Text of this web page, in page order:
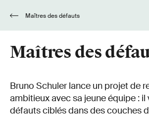
Maîtres des défauts
Maîtres des
Bruno Schuler lance un projet de
ambitieux avec sa jeune équipe : il
défauts ciblés dans des couches